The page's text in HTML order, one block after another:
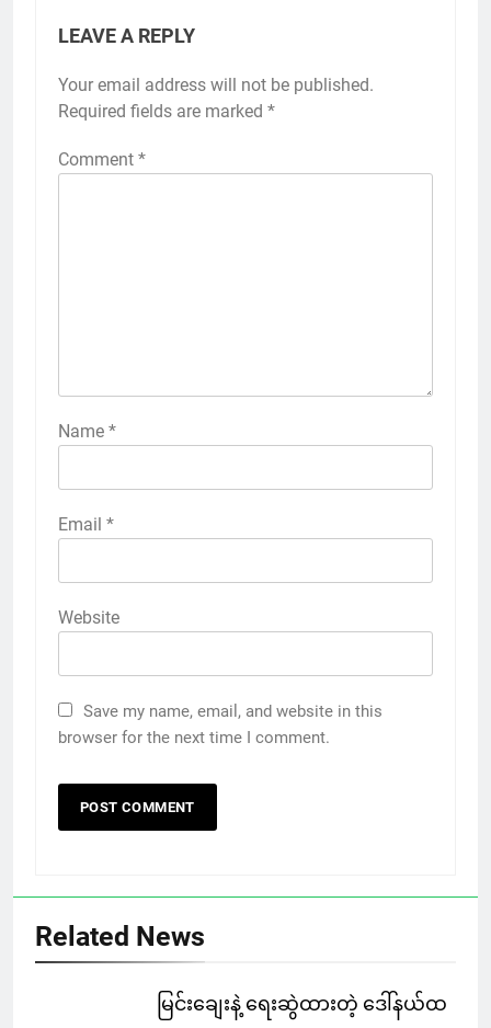
LEAVE A REPLY
Your email address will not be published.
Required fields are marked *
Comment *
Name *
Email *
Website
Save my name, email, and website in this
browser for the next time I comment.
Related News
မြင်းချေးနဲ့ ရေးဆွဲထားတဲ့ ဒေါ်နယ်ထ